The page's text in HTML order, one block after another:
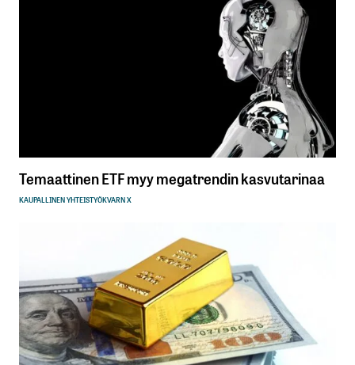
Temaattinen ETF myy megatrendin kasvutarinaa
KAUPALLINEN YHTEISTYÖKVARN X